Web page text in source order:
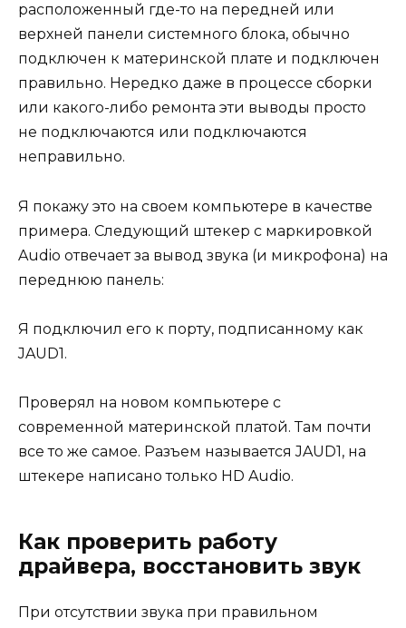
расположенный где-то на передней или
верхней панели системного блока, обычно
подключен к материнской плате и подключен
правильно. Нередко даже в процессе сборки
или какого-либо ремонта эти выводы просто
не подключаются или подключаются
неправильно.
Я покажу это на своем компьютере в качестве
примера. Следующий штекер с маркировкой
Audio отвечает за вывод звука (и микрофона) на
переднюю панель:
Я подключил его к порту, подписанному как
JAUD1.
Проверял на новом компьютере с
современной материнской платой. Там почти
все то же самое. Разъем называется JAUD1, на
штекере написано только HD Audio.
Как проверить работу
драйвера, восстановить звук
При отсутствии звука при правильном